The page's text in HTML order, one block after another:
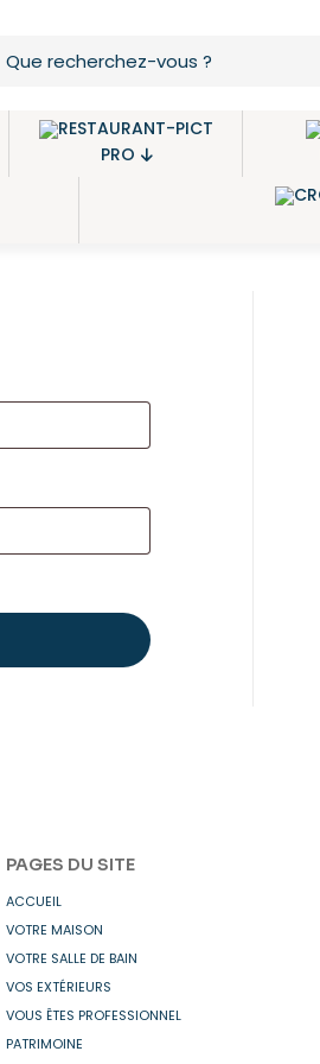
PRO
PAGES DU SITE
ACCUEIL
VOTRE MAISON
VOTRE SALLE DE BAIN
VOS EXTÉRIEURS
VOUS ÊTES PROFESSIONNEL
PATRIMOINE